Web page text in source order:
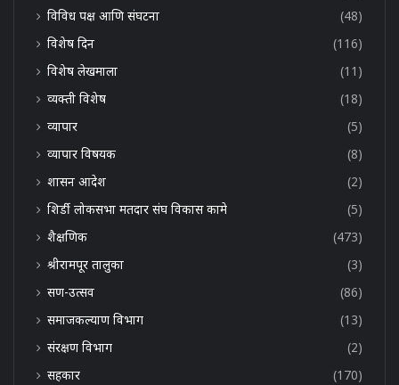
विविध पक्ष आणि संघटना
(48)
विशेष दिन
(116)
विशेष लेखमाला
(11)
व्यक्ती विशेष
(18)
व्यापार
(5)
व्यापार विषयक
(8)
शासन आदेश
(2)
शिर्डी लोकसभा मतदार संघ विकास कामे
(5)
शैक्षणिक
(473)
श्रीरामपूर तालुका
(3)
सण-उत्सव
(86)
समाजकल्याण विभाग
(13)
संरक्षण विभाग
(2)
सहकार
(170)